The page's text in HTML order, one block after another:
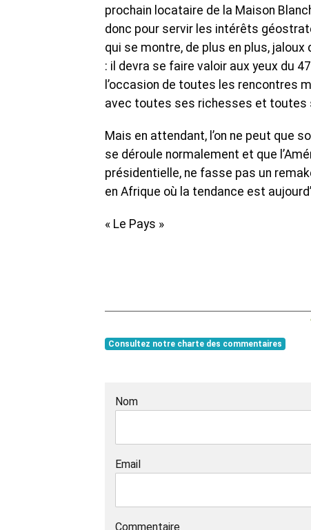
prochain locataire de la Maison
donc pour servir les intérêts
qui se montre, de plus en plus,
: il devra se faire valoir aux yeux du
l’occasion de toutes les rencontres
avec toutes ses richesses et toutes
Mais en attendant, l’on ne peut que
se déroule normalement et que
présidentielle, ne fasse pas un
en Afrique où la tendance est
« Le Pays »
Consultez notre charte des commentaires
Nom
Email
Commentaire